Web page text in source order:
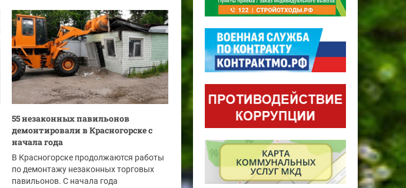
55 незаконных павильонов
демонтировали в Красногорске с
начала года
В Красногорске продолжаются работы
по демонтажу незаконных торговых
павильонов. С начала года